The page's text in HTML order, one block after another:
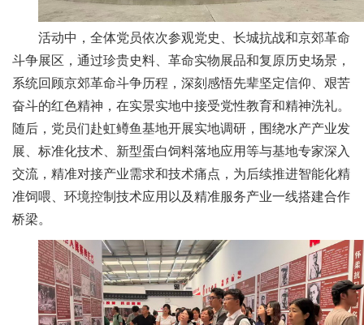
人
队
伍
研
究
活动中，全体党员依次参观党史、长城抗战和京郊革命
斗争展区，通过珍贵史料、革命实物展品和复原历史场景，
系统回顾京郊革命斗争历程，深刻感悟先辈坚定信仰、艰苦
奋斗的红色精神，在实景实地中接受党性教育和精神洗礼。
随后，党员们赴虹鳟鱼基地开展实地调研，围绕水产产业发
展、标准化技术、新型蛋白饲料落地应用等与基地专家深入
交流，精准对接产业需求和技术痛点，为后续推进智能化精
准饲喂、环境控制技术应用以及精准服务产业一线搭建合作
桥梁。